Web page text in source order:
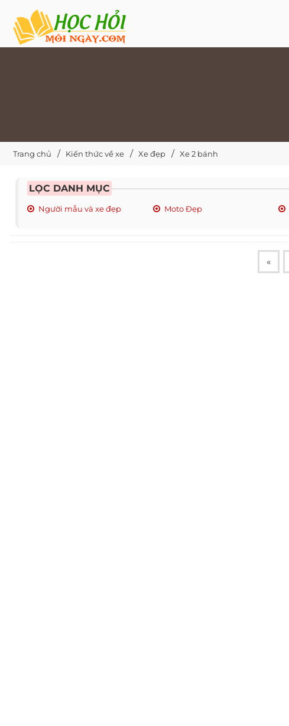
Trang chủ Kiến thức về xe Xe đẹp Xe 2 bánh
LỌC DANH MỤC
Người mẫu và xe đẹp Moto Đẹp
«